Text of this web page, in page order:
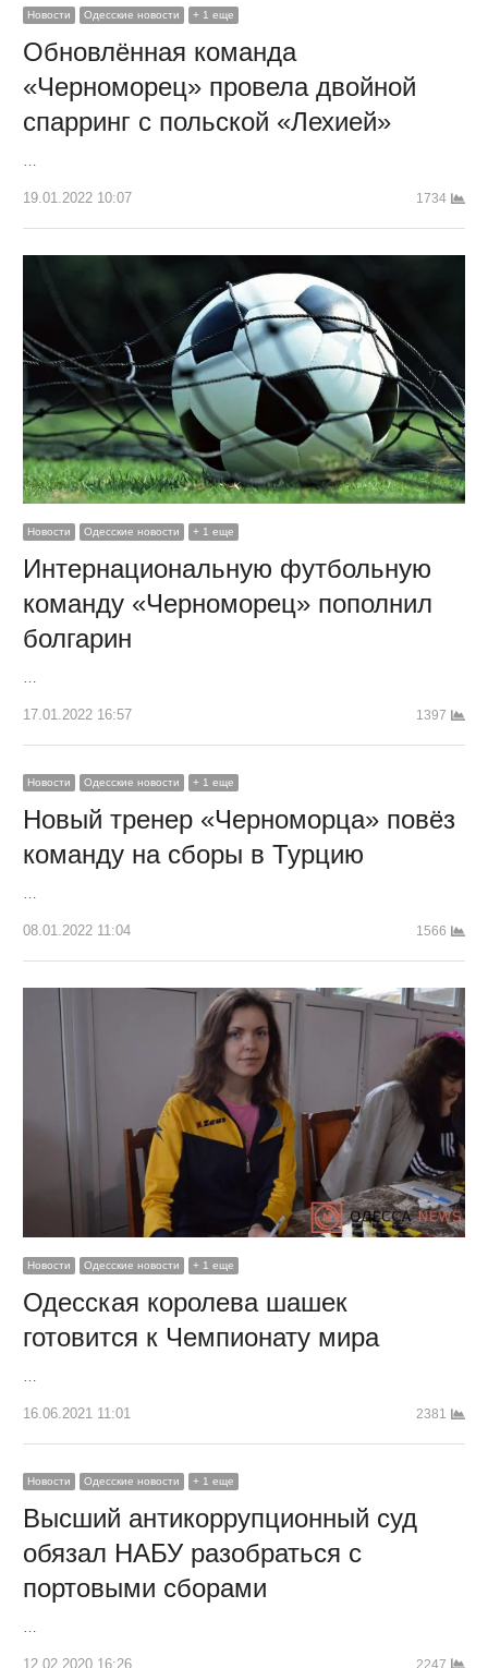
Новости Одесские новости + 1 еще
Обновлённая команда
«Черноморец» провела двойной
спарринг с польской «Лехией»
…
19.01.2022 10:07 1734
Новости Одесские новости + 1 еще
Интернациональную футбольную
команду «Черноморец» пополнил
болгарин
…
17.01.2022 16:57 1397
Новости Одесские новости + 1 еще
Новый тренер «Черноморца» повёз
команду на сборы в Турцию
…
08.01.2022 11:04 1566
Новости Одесские новости + 1 еще
Одесская королева шашек
готовится к Чемпионату мира
16.06.2021 11:01 2381
Новости Одесские новости + 1 еще
Высший антикоррупционный суд
обязал НАБУ разобраться с
портовыми сборами
12.02.2020 16:26 2247